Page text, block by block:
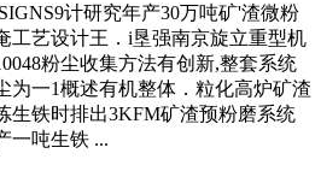
计研究年产30万吨矿'渣微粉
工艺设计王．i垦强南京旋立重型机
粉尘收集方法有创新,整套系统
为一1概述有机整体．粒化高炉矿渣
生铁时排出3KFM矿渣预粉磨系统
一吨生铁 ...